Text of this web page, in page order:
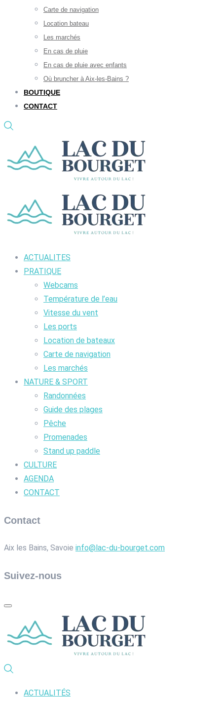
Carte de navigation
Location bateau
Les marchés
En cas de pluie
En cas de pluie avec enfants
Où bruncher à Aix-les-Bains ?
BOUTIQUE
CONTACT
ACTUALITES
PRATIQUE
Webcams
Température de l’eau
Vitesse du vent
Les ports
Location de bateaux
Carte de navigation
Les marchés
NATURE & SPORT
Randonnées
Guide des plages
Pêche
Promenades
Stand up paddle
CULTURE
AGENDA
CONTACT
Contact
Aix les Bains, Savoie info@lac-du-bourget.com
Suivez-nous
ACTUALITÉS